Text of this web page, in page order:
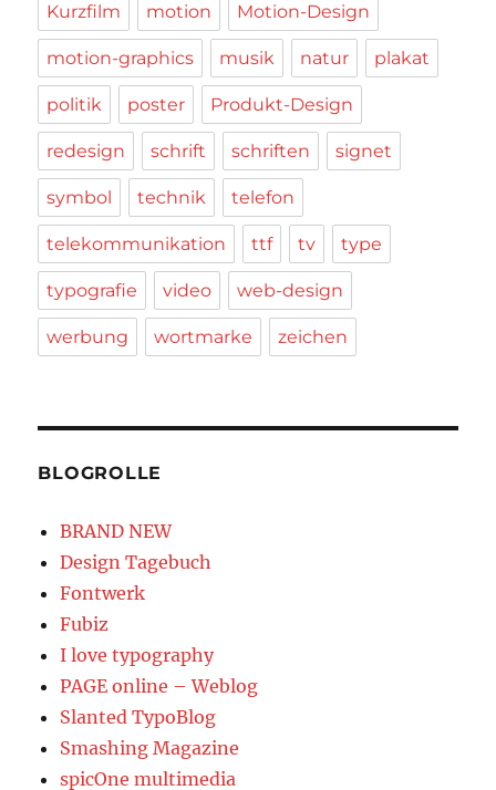
Kurzfilm motion Motion-Design
motion-graphics musik natur plakat
politik poster Produkt-Design
redesign schrift schriften signet
symbol technik telefon
telekommunikation ttf tv type
typografie video web-design
werbung wortmarke zeichen
BLOGROLLE
BRAND NEW
Design Tagebuch
Fontwerk
Fubiz
I love typography
PAGE online – Weblog
Slanted TypoBlog
Smashing Magazine
spicOne multimedia